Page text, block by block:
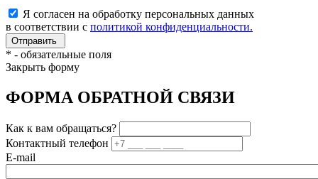
Я согласен на обработку персональных данных
в соответствии с политикой конфиденциальности.
* - обязательные поля
Закрыть форму
ФОРМА ОБРАТНОЙ СВЯЗИ
Как к вам обращаться?
Контактный телефон
E-mail